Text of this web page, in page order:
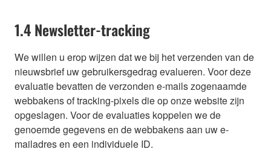
1.4 Newsletter-tracking
We willen u erop wijzen dat we bij het verzenden van de
nieuwsbrief uw gebruikersgedrag evalueren. Voor deze
evaluatie bevatten de verzonden e-mails zogenaamde
webbakens of tracking-pixels die op onze website zijn
opgeslagen. Voor de evaluaties koppelen we de
genoemde gegevens en de webbakens aan uw e-
mailadres en een individuele ID.